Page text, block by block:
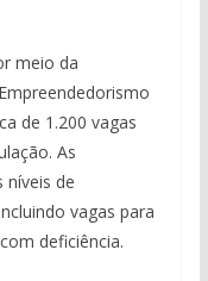
meio da
de 1.200 vagas
As
níveis de
vagas para
deficiência.